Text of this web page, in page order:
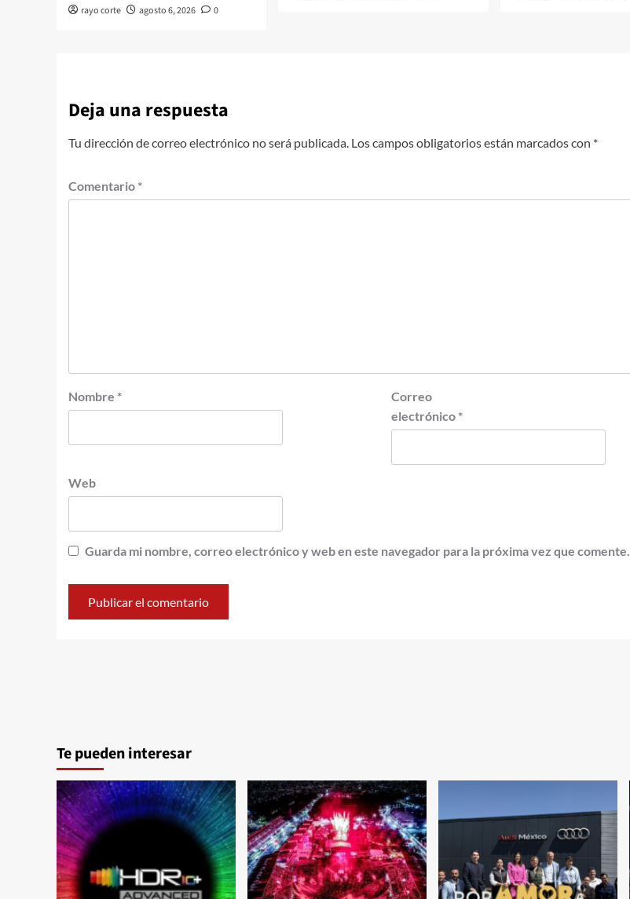
rayo corte agosto 6, 2026 0
Deja una respuesta
Tu dirección de correo electrónico no será publicada. Los campos obligatorios están marcados con *
Comentario *
Nombre *
Correo
electrónico *
Web
Guarda mi nombre, correo electrónico y web en este navegador para la próxima vez que comente.
Te pueden interesar